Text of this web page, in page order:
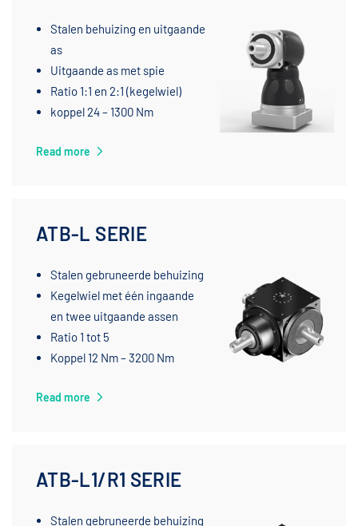
Stalen behuizing en uitgaande
as
Uitgaande as met spie
Ratio 1:1 en 2:1 (kegelwiel)
koppel 24 – 1300 Nm
Read more
ATB-L SERIE
Stalen gebruneerde behuizing
Kegelwiel met één ingaande
en twee uitgaande assen
Ratio 1 tot 5
Koppel 12 Nm – 3200 Nm
Read more
ATB-L1/R1 SERIE
Stalen gebruneerde behuizing